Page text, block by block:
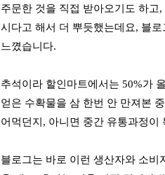
주문한 것을 직접 받아오기도 하고
시다고 해서 더 뿌듯했는데요, 블
느꼈습니다.
추석이라 할인마트에서는 50%가
얻은 수확물을 삼 한번 안 만져본
어먹던지, 아니면 중간 유통과정
블로그는 바로 이런 생산자와 소